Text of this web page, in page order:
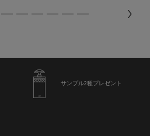
サンプル2種プレゼント